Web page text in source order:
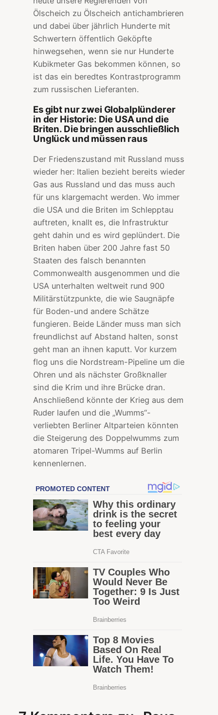
Ölscheich zu Ölscheich antichambrieren
und dabei über jährlich Hunderte mit
Schwertern öffentlich Geköpfte
hinwegsehen, wenn sie nur Hunderte
Kubikmeter Gas bekommen können, so
ist das ein beredtes Kontrastprogramm
zum russischen Lieferanten.
Es gibt nur zwei Globalplünderer
in der Historie: Die USA und die
Briten. Die bringen ausschließlich
Unglück und müssen raus
Der Friedenszustand mit Russland muss
wieder her: Italien bezieht bereits wieder
Gas aus Russland und das muss auch
für uns klargemacht werden. Wo immer
die USA und die Briten im Schlepptau
auftreten, knallt es, die Infrastruktur
geht dahin und es wird geplündert. Die
Briten haben über 200 Jahre fast 50
Staaten des falsch benannten
Commonwealth ausgenommen und die
USA unterhalten weltweit rund 900
Militärstützpunkte, die wie Saugnäpfe
für Boden-und andere Schätze
fungieren. Beide Länder muss man sich
freundlichst auf Abstand halten, sonst
geht man an ihnen kaputt. Vor kurzem
flog uns die Nordstream-Pipeline um die
Ohren und als nächster Großknaller
sind die Krim und ihre Brücke dran.
Anschließend könnte der Krieg aus dem
Ruder laufen und die „Wumms“-
verliebten Berliner Altparteien könnten
die Steigerung des Doppelwumms zum
atomaren Tripel-Wumms auf Berlin
kennenlernen.